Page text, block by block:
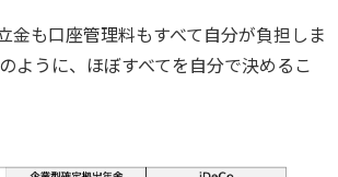
金も口座管理料もすべて自分が負担しま
ように、ほぼすべてを自分で決めるこ